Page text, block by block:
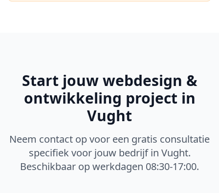
Start jouwwebdesign &
ontwikkeling project in
Vught
Neem contact op voor een gratis consultatie
specifiek voor jouw bedrijf in Vught.
Beschikbaar op werkdagen 08:30-17:00.